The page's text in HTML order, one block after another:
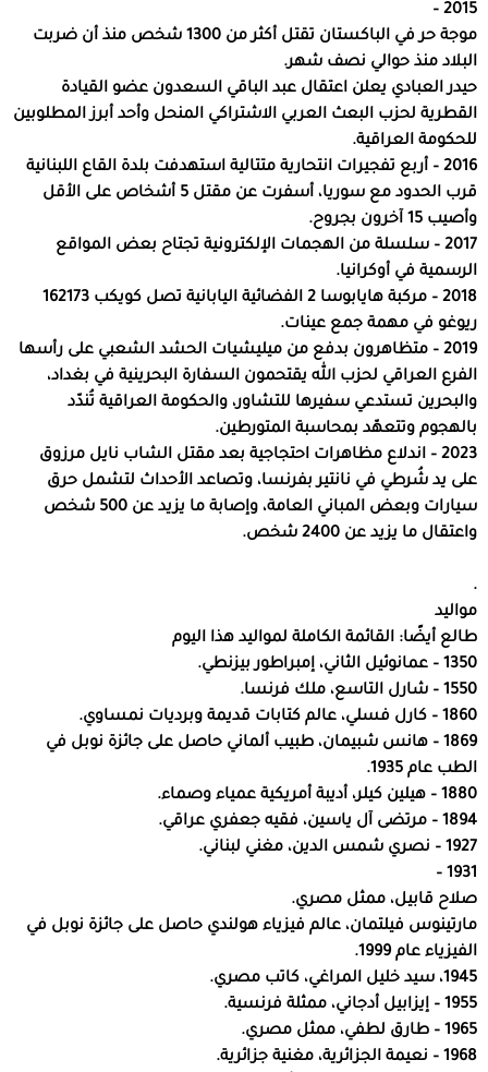
2015 –
موجة حر في الباكستان تقتل أكثر من 1300 شخص منذ أن ضربت
البلاد منذ حوالي نصف شهر.
حيدر العبادي يعلن اعتقال عبد الباقي السعدون عضو القيادة
القطرية لحزب البعث العربي الاشتراكي المنحل وأحد أبرز المطلوبين
للحكومة العراقية.
2016 – أربع تفجيرات انتحارية متتالية استهدفت بلدة القاع اللبنانية
قرب الحدود مع سوريا، أسفرت عن مقتل 5 أشخاص على الأقل
وأصيب 15 آخرون بجروح.
2017 – سلسلة من الهجمات الإلكترونية تجتاح بعض المواقع
الرسمية في أوكرانيا.
2018 – مركبة هايابوسا 2 الفضائية اليابانية تصل كويكب 162173
ريوغو في مهمة جمع عينات.
2019 – متظاهرون بدفع من ميليشيات الحشد الشعبي على رأسها
الفرع العراقي لحزب الله يقتحمون السفارة البحرينية في بغداد،
والبحرين تستدعي سفيرها للتشاور، والحكومة العراقية تُندّد
بالهجوم وتتعهّد بمحاسبة المتورطين.
2023 – اندلاع مظاهرات احتجاجية بعد مقتل الشاب نايل مرزوق
على يد شُرطي في نانتير بفرنسا، وتصاعد الأحداث لتشمل حرق
سيارات وبعض المباني العامة، وإصابة ما يزيد عن 500 شخص
واعتقال ما يزيد عن 2400 شخص.
.
مواليد
طالع أيضًا: القائمة الكاملة لمواليد هذا اليوم
1350 – عمانوئيل الثاني، إمبراطور بيزنطي.
1550 – شارل التاسع، ملك فرنسا.
1860 – كارل فسلي، عالم كتابات قديمة وبرديات نمساوي.
1869 – هانس شبيمان، طبيب ألماني حاصل على جائزة نوبل في
الطب عام 1935.
1880 – هيلين كيلر، أديبة أمريكية عمياء وصماء.
1894 – مرتضى آل ياسين، فقيه جعفري عراقي.
1927 – نصري شمس الدين، مغني لبناني.
1931 –
صلاح قابيل، ممثل مصري.
مارتينوس فيلتمان، عالم فيزياء هولندي حاصل على جائزة نوبل في
الفيزياء عام 1999.
1945، سيد خليل المراغي، كاتب مصري.
1955 – إيزابيل أدجاني، ممثلة فرنسية.
1965 – طارق لطفي، ممثل مصري.
1968 – نعيمة الجزائرية، مغنية جزائرية.